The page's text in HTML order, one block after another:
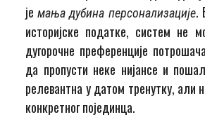
јемања дубина персонализације.
историјске податке, систем не
дугорочне преференције
да пропусти неке нијансе и
релевантна у датом тренутку, али
конкретног појединца.